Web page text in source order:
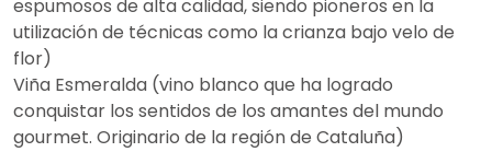
espumosos de alta calidad, siendo pioneros en la
utilización de técnicas como la crianza bajo velo de
flor)
Viña Esmeralda (vino blanco que ha logrado
conquistar los sentidos de los amantes del mundo
gourmet. Originario de la región de Cataluña)